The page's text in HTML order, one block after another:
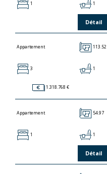
1 1
Détail
Appartement 113.52
3 1
1.318.768 €
Appartement 54.97
1 1
Détail